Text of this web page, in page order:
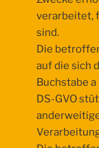
verarbeitet,
sind.
Die
auf die sich
Buchstabe a
DS-GVO